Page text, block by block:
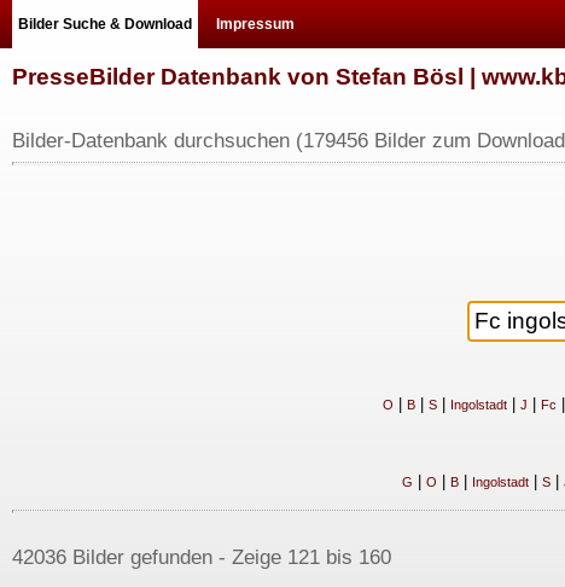
Bilder Suche & Download Impressum
PresseBilder Datenbank von Stefan Bösl |
Bilder-Datenbank durchsuchen (179456 Bilder zum
O B| S| Ingolstadt| J Fc
G O B| Ingolstadt| S|
42036 Bilder gefunden - Zeige 121 bis 160